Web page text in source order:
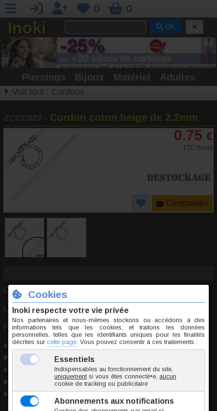
0 0
Inoki OK
Piercings Bijoux Matériel Adultes
Voir tout : Cordons
Cordon coton beige de 2.2mm
0.75 €
TTC l'unité
Commander
Cordon en coton beige tressé de 2.2mm de diamètre.
Longueur 45cm.
Fermoir à ressort et chainette de réglage.
Coton
Taille unique
Inoki
Origine Thaïlande
Conformité RSGP